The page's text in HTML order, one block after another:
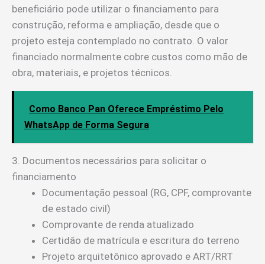
beneficiário pode utilizar o financiamento para
construção, reforma e ampliação, desde que o
projeto esteja contemplado no contrato. O valor
financiado normalmente cobre custos como mão de
obra, materiais, e projetos técnicos.
Como Banco Pan Oferece Empréstimo Pelo
WhatsApp de Forma Segura
3. Documentos necessários para solicitar o
financiamento
Documentação pessoal (RG, CPF, comprovante
de estado civil)
Comprovante de renda atualizado
Certidão de matrícula e escritura do terreno
Projeto arquitetônico aprovado e ART/RRT